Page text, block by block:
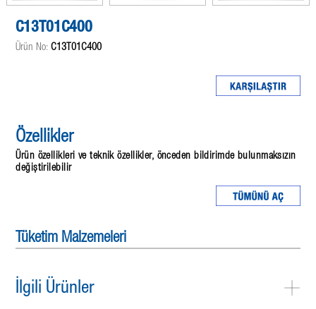
C13T01C400
Ürün No:C13T01C400
Özellikler
Ürün özellikleri ve teknik özellikler, önceden bildirimde bulunmaksızın
değiştirilebilir
Tüketim Malzemeleri
İlgili Ürünler